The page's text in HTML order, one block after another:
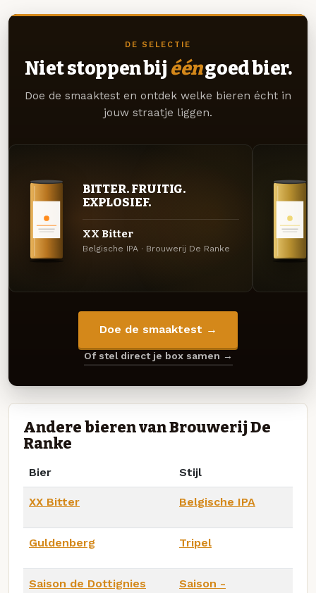
DE SELECTIE
Niet stoppen bij ééngoed bier.
Doe de smaaktest en ontdek welke bieren écht in
jouw straatje liggen.
BITTER. FRUITIG.
EXPLOSIEF.
XX Bitter
Belgische IPA · Brouwerij De Ranke
Doe de smaaktest →
Of stel direct je box samen →
Andere bieren van Brouwerij De
Ranke
Bier Stijl
XX Bitter Belgische IPA
Guldenberg Tripel
Saison de Dottignies
Saison -